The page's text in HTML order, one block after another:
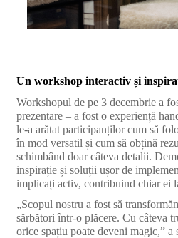
Un workshop interactiv și
Workshopul de pe 3 decembrie a
prezentare – a fost o experiență
le-a arătat participanților cum să
în mod versatil și cum să obțină
schimbând doar câteva detalii.
inspirație și soluții ușor de
implicați activ, contribuind chiar ei
„Scopul nostru a fost să
sărbători într-o plăcere. Cu câteva
orice spațiu poate deveni magic,”